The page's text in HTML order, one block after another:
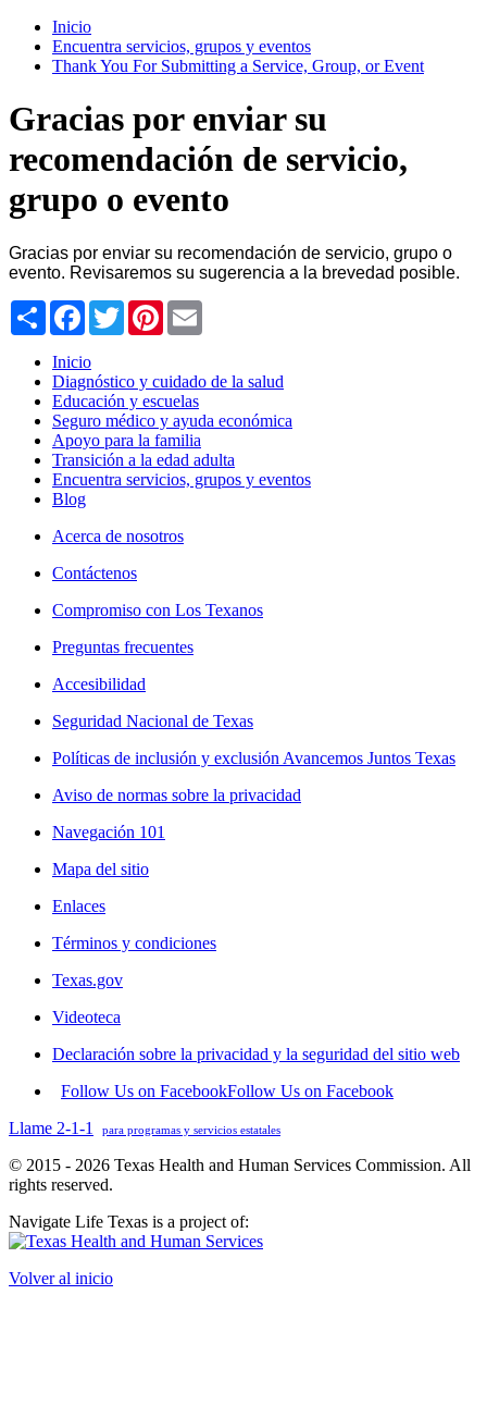
Inicio
Encuentra servicios, grupos y eventos
Thank You For Submitting a Service, Group, or Event
Gracias por enviar su
recomendación de servicio,
grupo o evento
Gracias por enviar su recomendación de servicio, grupo o
evento. Revisaremos su sugerencia a la brevedad posible.
Share Facebook
TwitterPinterest
Inicio
Diagnóstico y cuidado de la salud
Educación y escuelas
Seguro médico y ayuda económica
Apoyo para la familia
Transición a la edad adulta
Encuentra servicios, grupos y eventos
Blog
Acerca de nosotros
Contáctenos
Compromiso con Los Texanos
Preguntas frecuentes
Accesibilidad
Seguridad Nacional de Texas
Políticas de inclusión y exclusión Avancemos Juntos Texas
Aviso de normas sobre la privacidad
Navegación 101
Mapa del sitio
Enlaces
Términos y condiciones
Texas.gov
Videoteca
Declaración sobre la privacidad y la seguridad del sitio web
Follow Us on FacebookFollow Us on Facebook
Llame 2-1-1
para programas y servicios estatales
© 2015 - 2026 Texas Health and Human Services Commission. All
rights reserved.
Navigate Life Texas is a project of:
Volver al inicio